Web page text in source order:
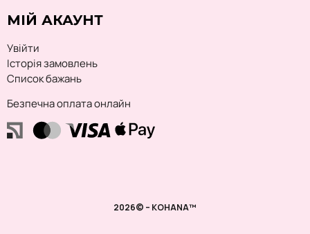
МІЙ АКАУНТ
Увійти
Історія замовлень
Список бажань
Безпечна оплата онлайн
2026© – KOHANA™